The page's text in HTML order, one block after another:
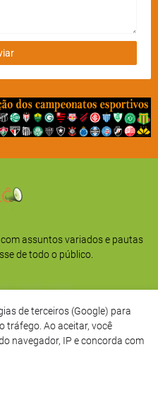
assuntos variados e pautas
de todo o público.
de terceiros (Google) para
tráfego. Ao aceitar, você
navegador, IP e concorda com